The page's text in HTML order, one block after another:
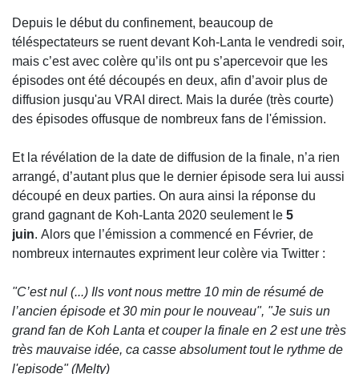
Depuis le début du confinement, beaucoup de
téléspectateurs se ruent devant Koh-Lanta le vendredi soir,
mais c’est avec colère qu’ils ont pu s’apercevoir que les
épisodes ont été découpés en deux, afin d’avoir plus de
diffusion jusqu'au VRAI direct. Mais la durée (très courte)
des épisodes offusque de nombreux fans de l'émission.
Et la révélation de la date de diffusion de la finale, n’a rien
arrangé, d’autant plus que le dernier épisode sera lui aussi
découpé en deux parties. On aura ainsi la réponse du
grand gagnant de Koh-Lanta 2020 seulement le 5
juin. Alors que l’émission a commencé en Février, de
nombreux internautes expriment leur colère via Twitter :
"C’est nul (...) Ils vont nous mettre 10 min de résumé de
l’ancien épisode et 30 min pour le nouveau", "Je suis un
grand fan de Koh Lanta et couper la finale en 2 est une très
très mauvaise idée, ca casse absolument tout le rythme de
l'episode" (Melty)